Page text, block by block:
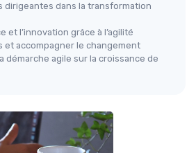
dirigeantes dans la transformation
et l’innovation grâce à l’agilité
et accompagner le changement
démarche agile sur la croissance de